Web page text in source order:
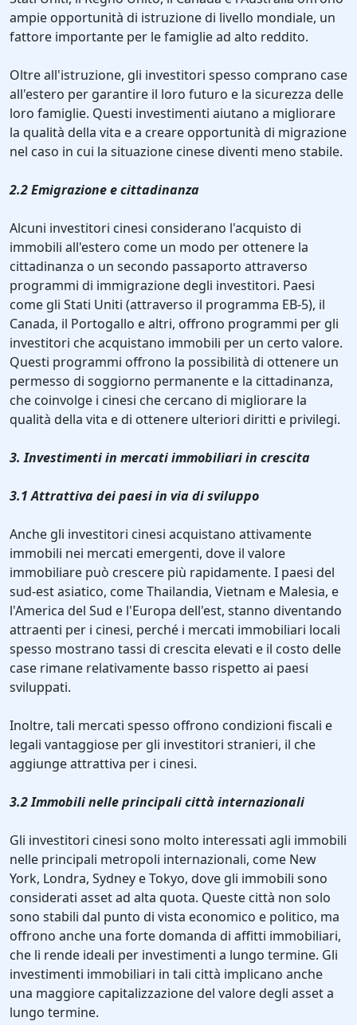
ampie opportunità di istruzione di livello mondiale, un
fattore importante per le famiglie ad alto reddito.
Oltre all'istruzione, gli investitori spesso comprano case
all'estero per garantire il loro futuro e la sicurezza delle
loro famiglie. Questi investimenti aiutano a migliorare
la qualità della vita e a creare opportunità di migrazione
nel caso in cui la situazione cinese diventi meno stabile.
2.2 Emigrazione e cittadinanza
Alcuni investitori cinesi considerano l'acquisto di
immobili all'estero come un modo per ottenere la
cittadinanza o un secondo passaporto attraverso
programmi di immigrazione degli investitori. Paesi
come gli Stati Uniti (attraverso il programma EB-5), il
Canada, il Portogallo e altri, offrono programmi per gli
investitori che acquistano immobili per un certo valore.
Questi programmi offrono la possibilità di ottenere un
permesso di soggiorno permanente e la cittadinanza,
che coinvolge i cinesi che cercano di migliorare la
qualità della vita e di ottenere ulteriori diritti e privilegi.
3. Investimenti in mercati immobiliari in crescita
3.1 Attrattiva dei paesi in via di sviluppo
Anche gli investitori cinesi acquistano attivamente
immobili nei mercati emergenti, dove il valore
immobiliare può crescere più rapidamente. I paesi del
sud-est asiatico, come Thailandia, Vietnam e Malesia, e
l'America del Sud e l'Europa dell'est, stanno diventando
attraenti per i cinesi, perché i mercati immobiliari locali
spesso mostrano tassi di crescita elevati e il costo delle
case rimane relativamente basso rispetto ai paesi
sviluppati.
Inoltre, tali mercati spesso offrono condizioni fiscali e
legali vantaggiose per gli investitori stranieri, il che
aggiunge attrattiva per i cinesi.
3.2 Immobili nelle principali città internazionali
Gli investitori cinesi sono molto interessati agli immobili
nelle principali metropoli internazionali, come New
York, Londra, Sydney e Tokyo, dove gli immobili sono
considerati asset ad alta quota. Queste città non solo
sono stabili dal punto di vista economico e politico, ma
offrono anche una forte domanda di affitti immobiliari,
che li rende ideali per investimenti a lungo termine. Gli
investimenti immobiliari in tali città implicano anche
una maggiore capitalizzazione del valore degli asset a
lungo termine.